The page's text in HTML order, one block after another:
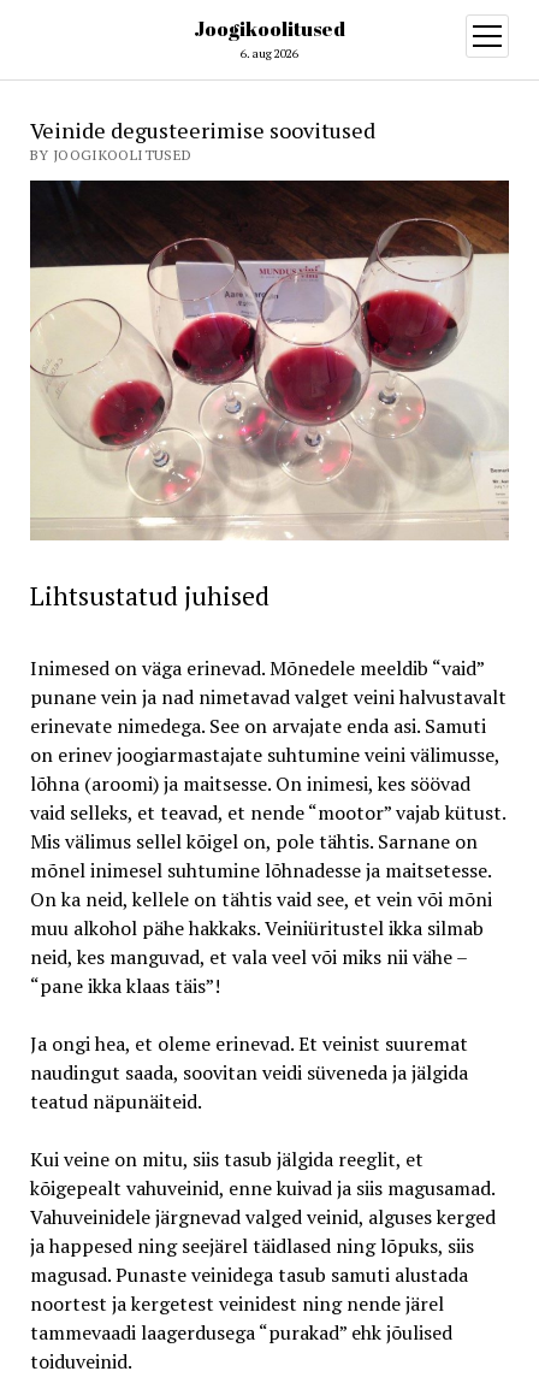
Joogikoolitused
6. aug 2026
open
menu
Veinide degusteerimise soovitused
BY JOOGIKOOLITUSED
Lihtsustatud juhised
Inimesed on väga erinevad. Mõnedele meeldib “vaid”
punane vein ja nad nimetavad valget veini halvustavalt
erinevate nimedega. See on arvajate enda asi. Samuti
on erinev joogiarmastajate suhtumine veini välimusse,
lõhna (aroomi) ja maitsesse. On inimesi, kes söövad
vaid selleks, et teavad, et nende “mootor” vajab kütust.
Mis välimus sellel kõigel on, pole tähtis. Sarnane on
mõnel inimesel suhtumine lõhnadesse ja maitsetesse.
On ka neid, kellele on tähtis vaid see, et vein või mõni
muu alkohol pähe hakkaks. Veiniüritustel ikka silmab
neid, kes manguvad, et vala veel või miks nii vähe –
“pane ikka klaas täis”!
Ja ongi hea, et oleme erinevad. Et veinist suuremat
naudingut saada, soovitan veidi süveneda ja jälgida
teatud näpunäiteid.
Kui veine on mitu, siis tasub jälgida reeglit, et
kõigepealt vahuveinid, enne kuivad ja siis magusamad.
Vahuveinidele järgnevad valged veinid, alguses kerged
ja happesed ning seejärel täidlased ning lõpuks, siis
magusad. Punaste veinidega tasub samuti alustada
noortest ja kergetest veinidest ning nende järel
tammevaadi laagerdusega “purakad” ehk jõulised
toiduveinid.